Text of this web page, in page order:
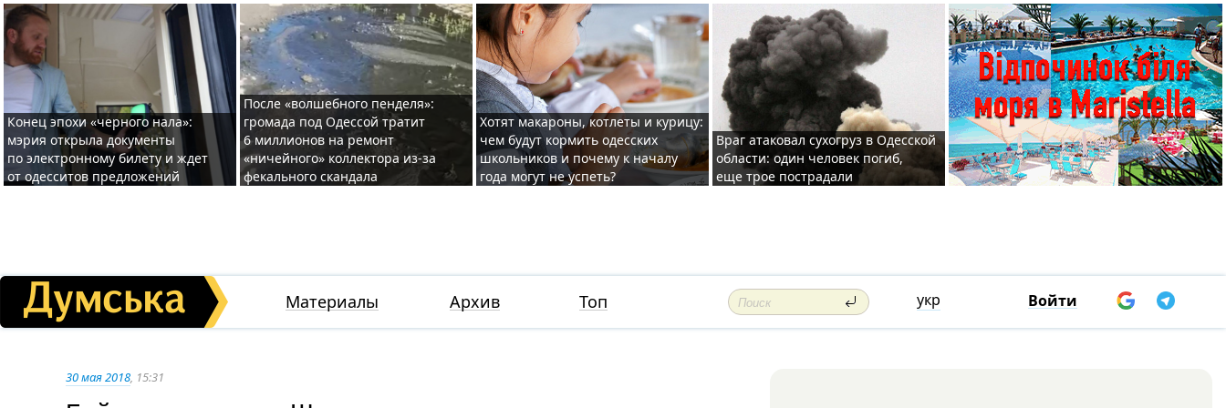
Конец эпохи «черного нала»:
мэрия открыла документы
по электронному билету и ждет
от одесситов предложений
После «волшебного пенделя»:
громада под Одессой тратит
6 миллионов на ремонт
«ничейного» коллектора из-за
фекального скандала
Хотят макароны, котлеты и курицу:
чем будут кормить одесских
школьников и почему к началу
года могут не успеть?
Враг атаковал сухогруз в Одесской
области: один человек погиб,
еще трое пострадали
Материалы Архив Топ укр Войти
30 мая 2018, 15:31